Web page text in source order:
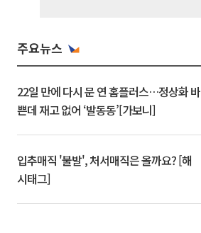
주요뉴스
22일 만에 다시 문 연 홈플러스…정상화 바
쁜데 재고 없어 ‘발동동’[가보니]
입추매직 '불발', 처서매직은 올까요? [해
시태그]